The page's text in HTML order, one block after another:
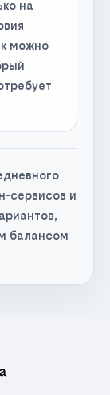
на
можно
сервисов и
балансом